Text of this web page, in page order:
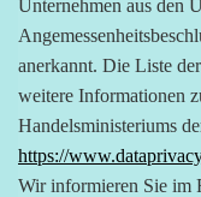
Unternehmen aus den
anerkannt. Die Liste
weitere Informationen
Handelsministeriums
https://
Wir informieren Sie im